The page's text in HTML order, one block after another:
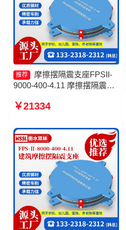
推荐
摩擦摆隔震支座FPSII-
9000-400-4.11 摩擦摆隔震支
厂家 建筑减隔震摩擦摆支座生
产厂家
￥21334